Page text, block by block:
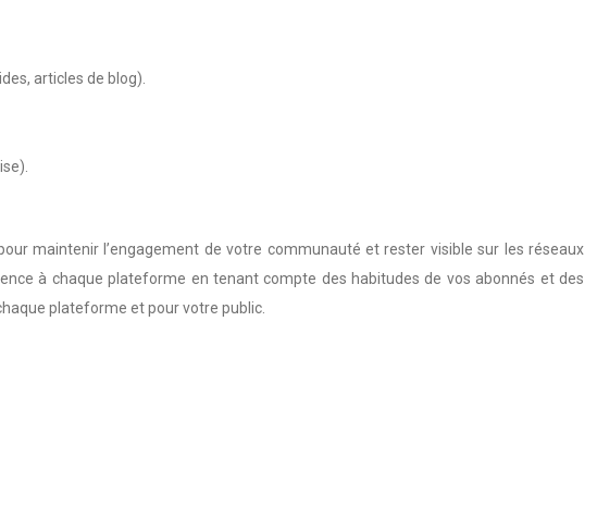
articles de blog).
maintenir l’engagement de votre communauté et rester visible sur les réseaux
à chaque plateforme en tenant compte des habitudes de vos abonnés et des
plateforme et pour votre public.